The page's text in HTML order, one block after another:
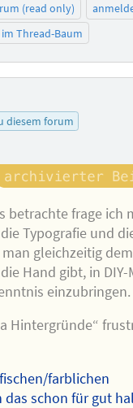
(read only)
Thread-Baum
diesem forum
betrachte frage ich
Typografie und
gleichzeitig dem
Hand gibt, in DIY-
einzubringen.
Hintergründe“
farblichen
das schon für gut